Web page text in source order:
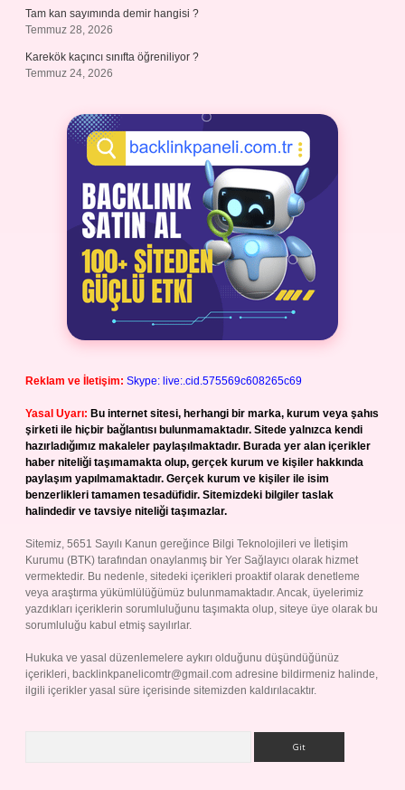
Tam kan sayımında demir hangisi ?
Temmuz 28, 2026
Karekök kaçıncı sınıfta öğreniliyor ?
Temmuz 24, 2026
Reklam ve İletişim: Skype: live:.cid.575569c608265c69
Yasal Uyarı: Bu internet sitesi, herhangi bir marka, kurum veya şahıs
şirketi ile hiçbir bağlantısı bulunmamaktadır. Sitede yalnızca kendi
hazırladığımız makaleler paylaşılmaktadır. Burada yer alan içerikler
haber niteliği taşımamakta olup, gerçek kurum ve kişiler hakkında
paylaşım yapılmamaktadır. Gerçek kurum ve kişiler ile isim
benzerlikleri tamamen tesadüfidir. Sitemizdeki bilgiler taslak
halindedir ve tavsiye niteliği taşımazlar.
Sitemiz, 5651 Sayılı Kanun gereğince Bilgi Teknolojileri ve İletişim
Kurumu (BTK) tarafından onaylanmış bir Yer Sağlayıcı olarak hizmet
vermektedir. Bu nedenle, sitedeki içerikleri proaktif olarak denetleme
veya araştırma yükümlülüğümüz bulunmamaktadır. Ancak, üyelerimiz
yazdıkları içeriklerin sorumluluğunu taşımakta olup, siteye üye olarak bu
sorumluluğu kabul etmiş sayılırlar.
Hukuka ve yasal düzenlemelere aykırı olduğunu düşündüğünüz
içerikleri, backlinkpanelicomtr@gmail.com adresine bildirmeniz halinde,
ilgili içerikler yasal süre içerisinde sitemizden kaldırılacaktır.